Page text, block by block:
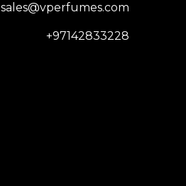
sales@vperfumes.com
+97142833228